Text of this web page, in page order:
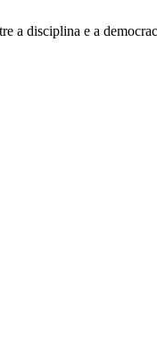
disciplina e a